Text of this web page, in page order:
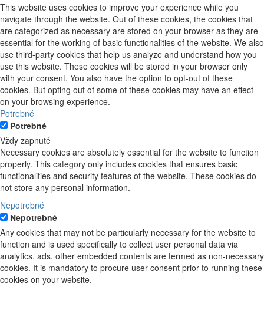
This website uses cookies to improve your experience while you
navigate through the website. Out of these cookies, the cookies that
are categorized as necessary are stored on your browser as they are
essential for the working of basic functionalities of the website. We also
use third-party cookies that help us analyze and understand how you
use this website. These cookies will be stored in your browser only
with your consent. You also have the option to opt-out of these
cookies. But opting out of some of these cookies may have an effect
on your browsing experience.
Potrebné
Potrebné
Vždy zapnuté
Necessary cookies are absolutely essential for the website to function
properly. This category only includes cookies that ensures basic
functionalities and security features of the website. These cookies do
not store any personal information.
Nepotrebné
Nepotrebné
Any cookies that may not be particularly necessary for the website to
function and is used specifically to collect user personal data via
analytics, ads, other embedded contents are termed as non-necessary
cookies. It is mandatory to procure user consent prior to running these
cookies on your website.